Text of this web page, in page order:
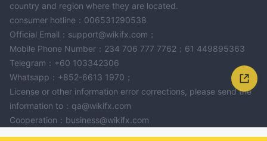
country and region where they are located.
consumer hotline：006531290538
Official Email：support@wikifx.com；
Mobile Phone Number：234 706 777 7762；61 449895363
Telegram：+60 103342306
Whatsapp：+852-6613 1970；
License or other information error corrections, please send the
information to：qa@wikifx.com
Cooperation：business@wikifx.com